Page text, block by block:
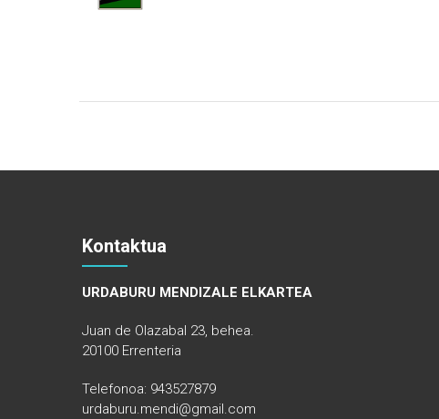
Kontaktua
URDABURU MENDIZALE ELKARTEA
Juan de Olazabal 23, behea.
20100 Errenteria
Telefonoa: 943527879
urdaburu.mendi@gmail.com